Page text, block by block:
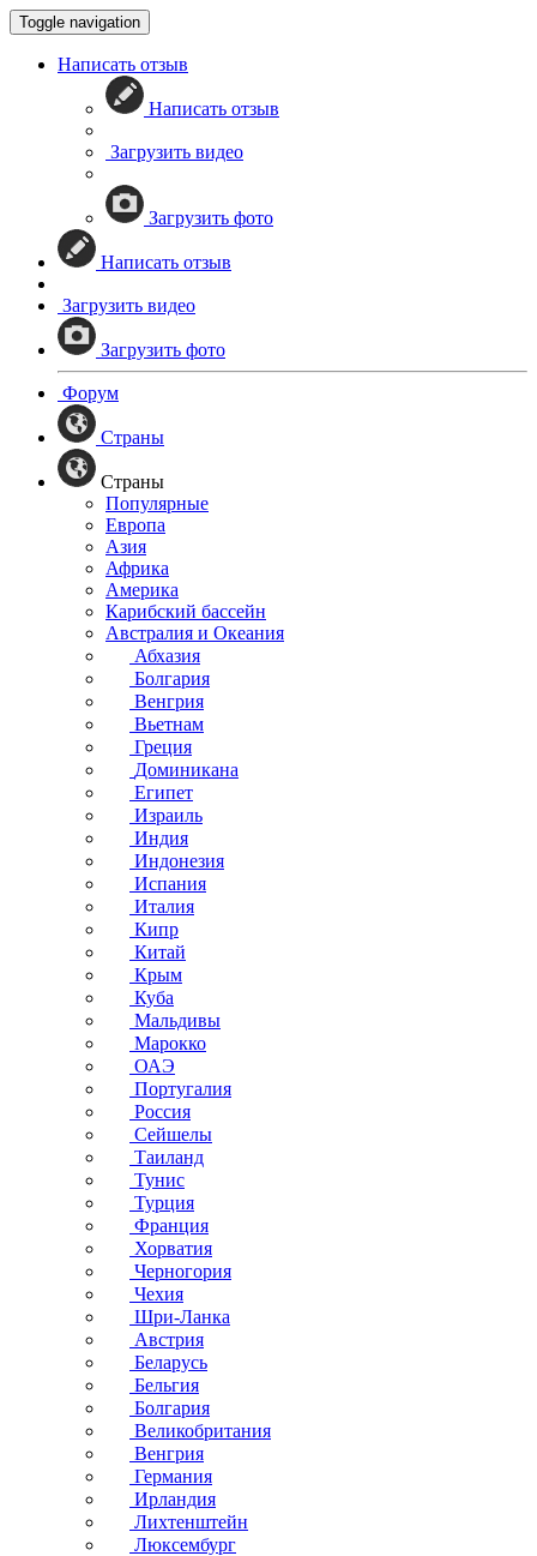
Toggle navigation
Написать отзыв
Написать отзыв
Загрузить видео
Загрузить фото
Написать отзыв
Загрузить видео
Загрузить фото
Форум
Страны
Страны
Популярные
Европа
Азия
Африка
Америка
Карибский бассейн
Австралия и Океания
Абхазия
Болгария
Венгрия
Вьетнам
Греция
Доминикана
Египет
Израиль
Индия
Индонезия
Испания
Италия
Кипр
Китай
Крым
Куба
Мальдивы
Марокко
ОАЭ
Португалия
Россия
Сейшелы
Таиланд
Тунис
Турция
Франция
Хорватия
Черногория
Чехия
Шри-Ланка
Австрия
Беларусь
Бельгия
Болгария
Великобритания
Венгрия
Германия
Ирландия
Лихтенштейн
Люксембург